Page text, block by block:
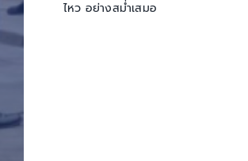
ไหว อย่างสม่ำเสมอ